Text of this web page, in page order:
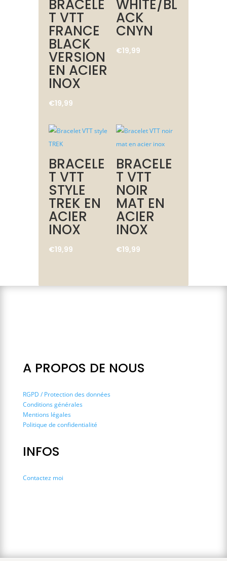
BRACELE
T VTT
FRANCE
BLACK
VERSION
EN ACIER
INOX
€19,99
WHITE/BL
ACK
CNYN
€19,99
BRACELE
T VTT
STYLE
TREK EN
ACIER
INOX
€19,99
BRACELE
T VTT
NOIR
MAT EN
ACIER
INOX
€19,99
A PROPOS DE NOUS
RGPD / Protection des données
Conditions générales
Mentions légales
Politique de confidentialité
INFOS
Contactez moi